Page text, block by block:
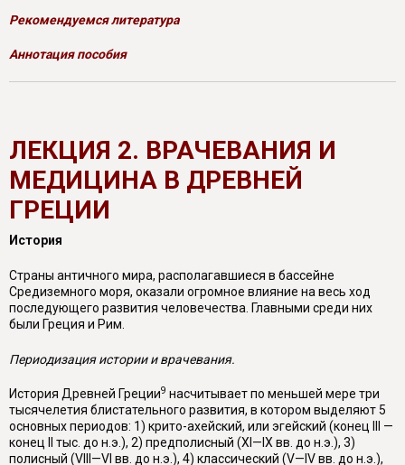
Рекомендуемся литература
Аннотация пособия
ЛЕКЦИЯ 2. ВРАЧЕВАНИЯ И
МЕДИЦИНА В ДРЕВНЕЙ
ГРЕЦИИ
История
Страны античного мира, располагавшиеся в бассейне
Средиземного моря, оказали огромное влияние на весь ход
последующего развития человечества. Главными среди них
были Греция и Рим.
Периодизация истории и врачевания.
История Древней Греции9 насчитывает по меньшей мере три
тысячелетия блистательного развития, в котором выделяют 5
основных периодов: 1) крито-ахейский, или эгейский (конец III —
конец II тыс. до н.э.), 2) предполисный (XI—IX вв. до н.э.), 3)
полисный (VIII—VI вв. до н.э.), 4) классический (V— IVвв. до н.э.),